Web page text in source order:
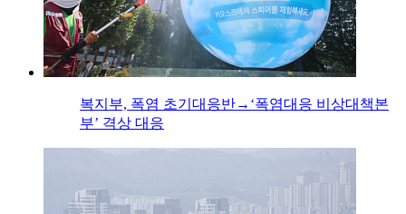
복지부, 폭염 초기대응반→‘폭염대응 비상대책본
부’ 격상 대응